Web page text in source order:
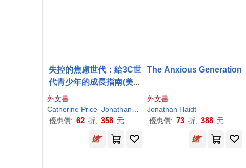
失控的焦慮世代：給3C世
代青少年的成長指南(美國
版)The Amazing Generat
ion: Your Guide to Fun a
nd Freedom in a Screen-
外文書
Catherine Price Jonathan Haidt
Cynthia Yuan Cheng
優惠價: 62 折, 358 元
The Anxious Generation
外文書
Jonathan Haidt
優惠價: 73 折, 388 元